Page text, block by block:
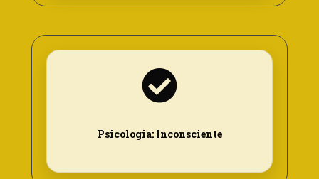
Psicologia: Inconsciente